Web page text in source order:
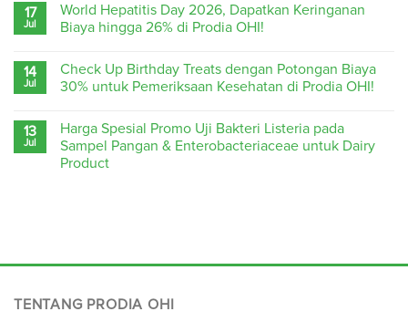
17
Jul
World Hepatitis Day 2026, Dapatkan Keringanan
Biaya hingga 26% di Prodia OHI!
14
Jul
Check Up Birthday Treats dengan Potongan Biaya
30% untuk Pemeriksaan Kesehatan di Prodia OHI!
13
Jul
Harga Spesial Promo Uji Bakteri Listeria pada
Sampel Pangan & Enterobacteriaceae untuk Dairy
Product
TENTANG PRODIA OHI